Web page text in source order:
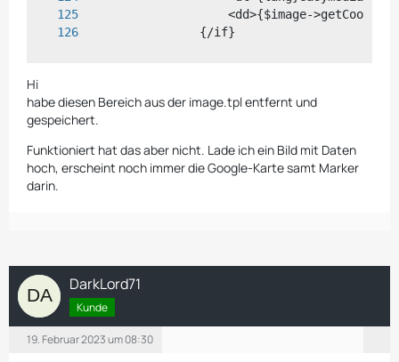
                {/if}
Hi
habe diesen Bereich aus der image.tpl entfernt und
gespeichert.
Funktioniert hat das aber nicht. Lade ich ein Bild mit Daten
hoch, erscheint noch immer die Google-Karte samt Marker
darin.
DarkLord71
Kunde
19. Februar 2023 um 08:30